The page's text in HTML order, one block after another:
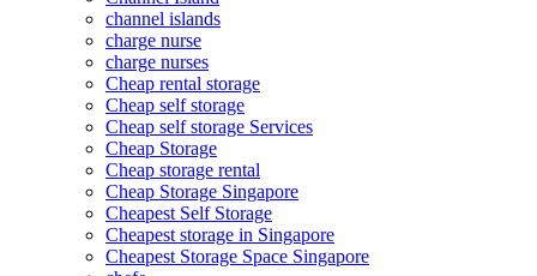
channel islands
charge nurse
charge nurses
Cheap rental storage
Cheap self storage
Cheap self storage Services
Cheap Storage
Cheap storage rental
Cheap Storage Singapore
Cheapest Self Storage
Cheapest storage in Singapore
Cheapest Storage Space Singapore